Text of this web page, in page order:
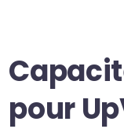
pour